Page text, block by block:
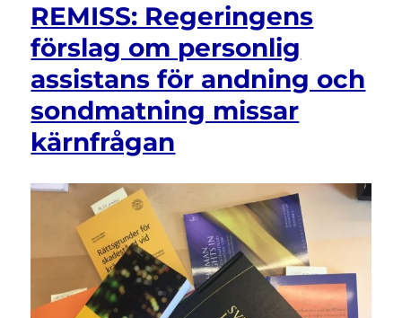
REMISS: Regeringens
förslag om personlig
assistans för andning och
sondmatning missar
kärnfrågan